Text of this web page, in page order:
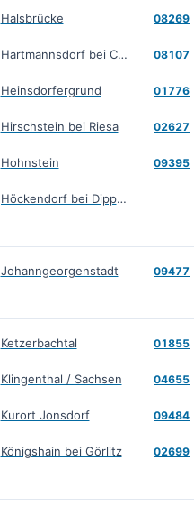
Halsbrücke 08269
Hartmannsdorf bei Chemnitz 08107
Heinsdorfergrund 01776
Hirschstein bei Riesa 02627
Hohnstein 09395
Höckendorf bei Dippoldiswalde
Johanngeorgenstadt 09477
Ketzerbachtal 01855
Klingenthal / Sachsen 04655
Kurort Jonsdorf 09484
Königshain bei Görlitz 02699